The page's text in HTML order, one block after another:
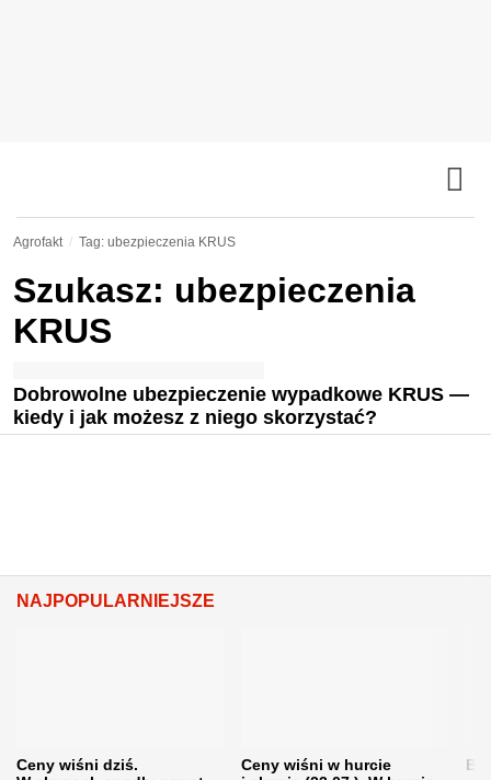
Agrofakt Tag: ubezpieczenia KRUS
Szukasz: ubezpieczenia
KRUS
Dobrowolne ubezpieczenie wypadkowe KRUS —
kiedy i jak możesz z niego skorzystać?
NAJPOPULARNIEJSZE
Ceny wiśni dziś.
Ceny wiśni w hurcie